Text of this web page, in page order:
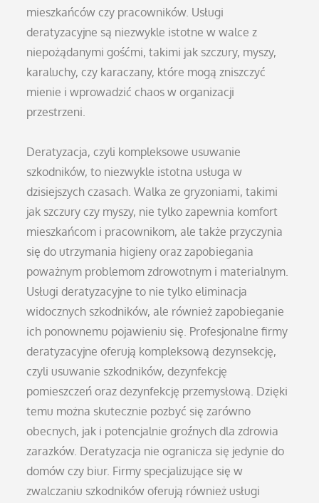
mieszkańców czy pracowników. Usługi
deratyzacyjne są niezwykle istotne w walce z
niepożądanymi gośćmi, takimi jak szczury, myszy,
karaluchy, czy karaczany, które mogą zniszczyć
mienie i wprowadzić chaos w organizacji
przestrzeni.
Deratyzacja, czyli kompleksowe usuwanie
szkodników, to niezwykle istotna usługa w
dzisiejszych czasach. Walka ze gryzoniami, takimi
jak szczury czy myszy, nie tylko zapewnia komfort
mieszkańcom i pracownikom, ale także przyczynia
się do utrzymania higieny oraz zapobiegania
poważnym problemom zdrowotnym i materialnym.
Usługi deratyzacyjne to nie tylko eliminacja
widocznych szkodników, ale również zapobieganie
ich ponownemu pojawieniu się. Profesjonalne firmy
deratyzacyjne oferują kompleksową dezynsekcję,
czyli usuwanie szkodników, dezynfekcję
pomieszczeń oraz dezynfekcję przemysłową. Dzięki
temu można skutecznie pozbyć się zarówno
obecnych, jak i potencjalnie groźnych dla zdrowia
zarazków. Deratyzacja nie ogranicza się jedynie do
domów czy biur. Firmy specjalizujące się w
zwalczaniu szkodników oferują również usługi